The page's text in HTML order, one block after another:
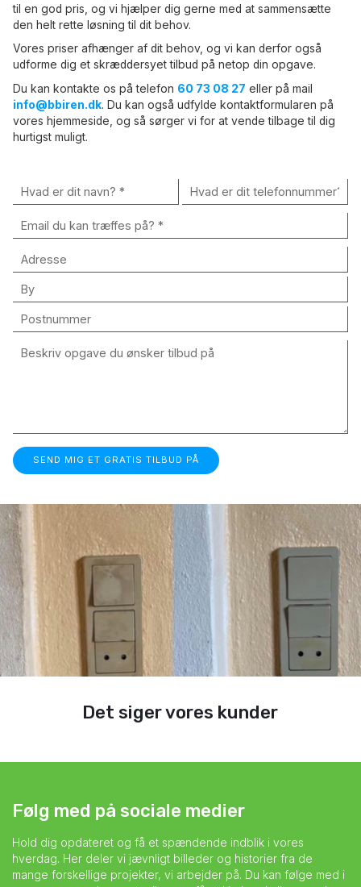
til en god pris, og vi hjælper dig gerne med at sammensætte
den helt rette løsning til dit behov.
Vores priser afhænger af dit behov, og vi kan derfor også
udforme dig et skræddersyet tilbud på netop din opgave.
Du kan kontakte os på telefon 60 73 08 27 eller på mail
info@bbiren.dk. Du kan også udfylde kontaktformularen på
vores hjemmeside, og så sørger vi for at vende tilbage til dig
hurtigst muligt.​​
Adresse
By
Postnummer
Det siger vores kunder
Følg med på sociale medier
Hold dig opdateret og få et spændende indblik i vores
hverdag. Her deler vi jævnligt billeder og historier fra de
mange forskellige projekter, vi arbejder på. Du kan følge med i